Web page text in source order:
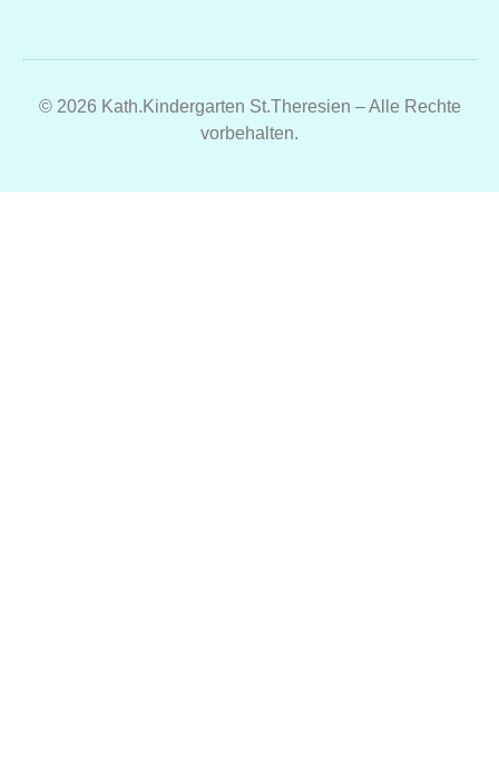
© 2026 Kath.Kindergarten St.Theresien – Alle Rechte
vorbehalten.